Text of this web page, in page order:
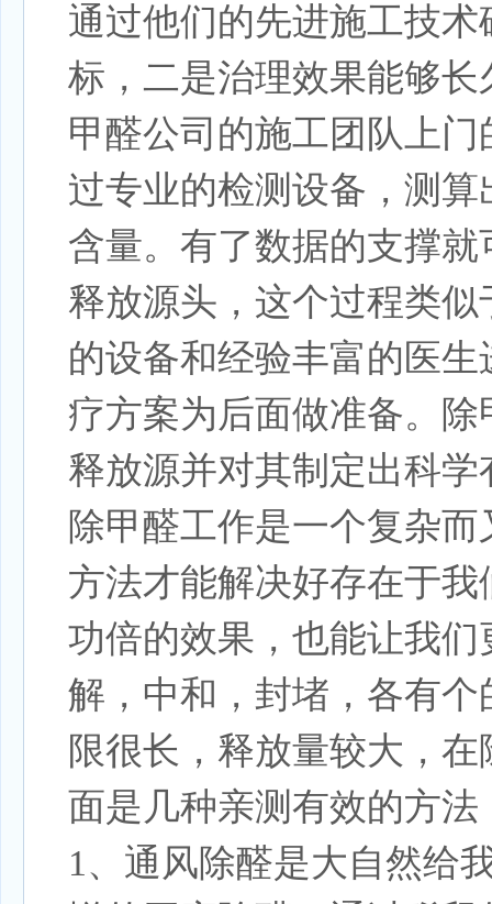
通过他们的先进施工技
标，二是治理效果能够
甲醛公司的施工团队上
过专业的检测设备，测
含量。有了数据的支撑
释放源头，这个过程类
的设备和经验丰富的医
疗方案为后面做准备。
释放源并对其制定出科
除甲醛工作是一个复杂
方法才能解决好存在于
功倍的效果，也能让我
解，中和，封堵，各有
限很长，释放量较大，
面是几种亲测有效的方
1、通风除醛是大自然给